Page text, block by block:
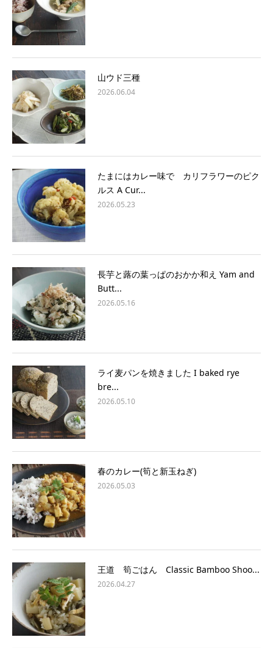
山ウド三種
2026.06.04
たまにはカレー味で カリフラワーのピク
ルス A Cur...
2026.05.23
長芋と蕗の葉っぱのおかか和え Yam and
Butt...
2026.05.16
ライ麦パンを焼きました I baked rye
bre...
2026.05.10
春のカレー(筍と新玉ねぎ)
2026.05.03
王道 筍ごはん Classic Bamboo Shoo...
2026.04.27